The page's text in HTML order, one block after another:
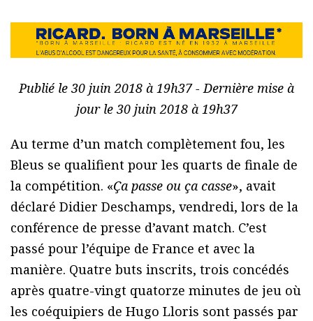
Publié le 30 juin 2018 à 19h37 - Dernière mise à
jour le 30 juin 2018 à 19h37
Au terme d’un match complètement fou, les
Bleus se qualifient pour les quarts de finale de
la compétition. «Ça passe ou ça casse», avait
déclaré Didier Deschamps, vendredi, lors de la
conférence de presse d’avant match. C’est
passé pour l’équipe de France et avec la
manière. Quatre buts inscrits, trois concédés
après quatre-vingt quatorze minutes de jeu où
les coéquipiers de Hugo Lloris sont passés par